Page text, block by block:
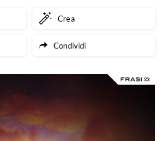
Crea
Condividi